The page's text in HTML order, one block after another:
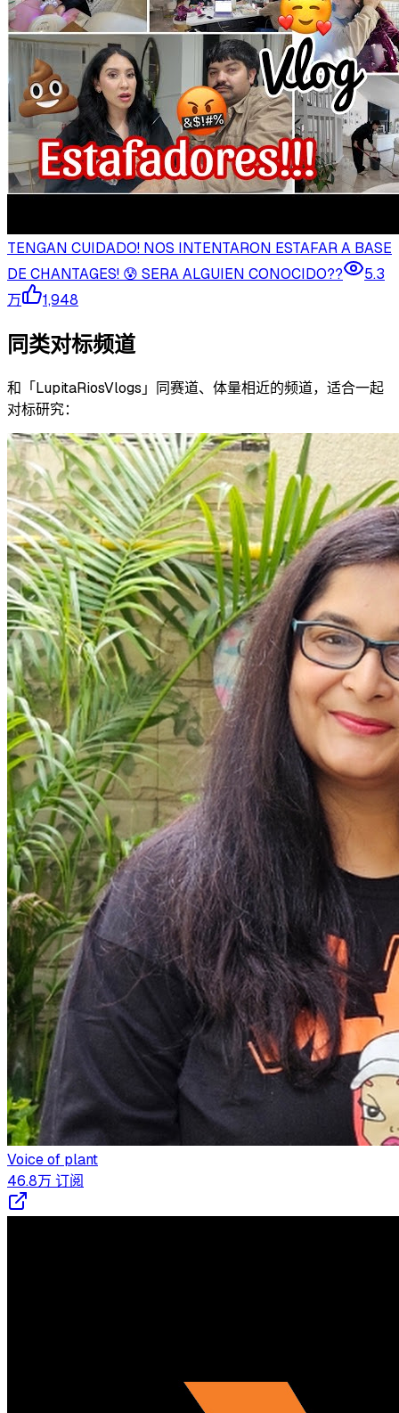
TENGAN CUIDADO! NOS INTENTARON ESTAFAR A BASE
DE CHANTAGES! 😰 SERA ALGUIEN CONOCIDO??
5.3
万
1,948
同类对标频道
和「LupitaRiosVlogs 」同赛道、体量相近的频道，适合一起
对标研究：
Voice of plant
46.8万 订阅